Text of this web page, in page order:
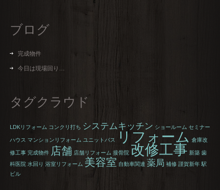
ブログ
完成物件
今日は現場回り…
タグクラウド
LDKリフォーム コンクリ打ち システムキッチン ショールーム セミナー
ハウス マンションリフォーム ユニットバス リフォーム 倉庫改
修工事 完成物件 店舗 店舗リフォーム 接骨院 改修工事 新築 歯
科医院 水回り 浴室リフォーム 美容室 自動車関連 薬局 補修 謹賀新年 駅
ビル